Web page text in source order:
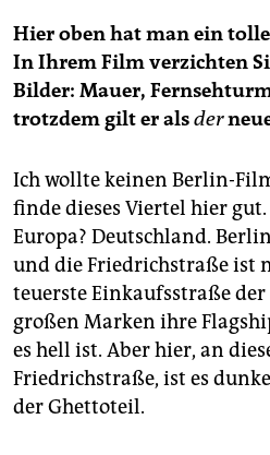
Hier oben hat man ein
In Ihrem Film verzichten
Bilder: Mauer,
trotzdem gilt er alsder
Ich wollte keinen Berlin-
finde dieses Viertel hier
Europa? Deutschland.
und die Friedrichstraße ist
teuerste Einkaufsstraße
großen Marken ihre
es hell ist. Aber hier, an
Friedrichstraße, ist es
der Ghettoteil.